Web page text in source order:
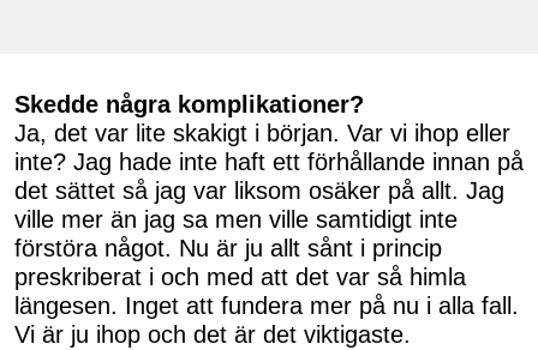
Skedde några komplikationer?
Ja, det var lite skakigt i början. Var vi ihop eller
inte? Jag hade inte haft ett förhållande innan på
det sättet så jag var liksom osäker på allt. Jag
ville mer än jag sa men ville samtidigt inte
förstöra något. Nu är ju allt sånt i princip
preskriberat i och med att det var så himla
längesen. Inget att fundera mer på nu i alla fall.
Vi är ju ihop och det är det viktigaste.